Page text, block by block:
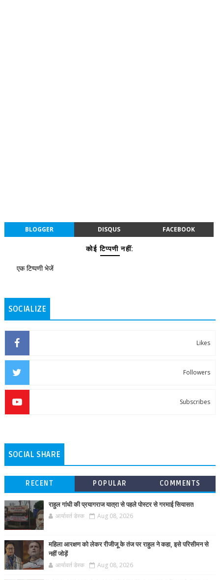
BLOGGER DISQUS FACEBOOK
कोई टिप्पणी नहीं:
एक टिप्पणी भेजें
SOCIALIZE
Likes
Followers
Subscribes
SOCIAL SHARE
RECENT POPULAR COMMENTS
राहुल गांधी की प्रयागराज यात्रा से पहले पोस्टर से गरमाई सियासत
आर्यावर्त डेस्क Aug 08, 2026
महिला आरक्षण को लेकर रीजीजू के तंज पर राहुल ने कहा, इसे परिसीमन से
नहीं जोड़ें
आर्यावर्त डेस्क Aug 08, 2026